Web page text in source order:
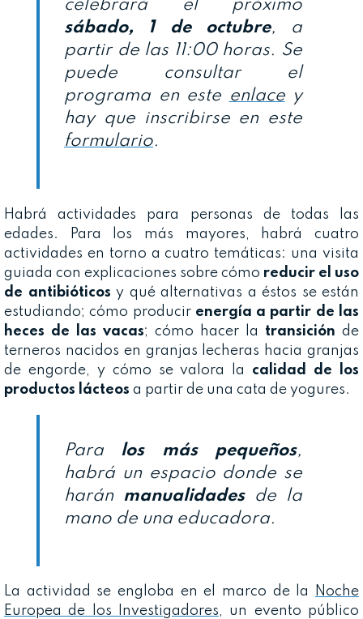
celebrará el próximo
sábado, 1 de octubre, a
partir de las 11:00 horas. Se
puede consultar el
programa en este enlacey
hay que inscribirse en este
formulario.
Habrá actividades para personas de todas las
edades. Para los más mayores, habrá cuatro
actividades en torno a cuatro temáticas: una visita
guiada con explicaciones sobre cómo reducir el uso
de antibióticos y qué alternativas a éstos se están
estudiando; cómo producir energía a partir de las
heces de las vacas; cómo hacer la transición de
terneros nacidos en granjas lecheras hacia granjas
de engorde, y cómo se valora la calidad de los
productos lácteos a partir de una cata de yogures.
Para los más pequeños,
habrá un espacio donde se
harán manualidadesde la
mano de una educadora.
La actividad se engloba en el marco de la
Noche
Europea de los Investigadores, un evento público